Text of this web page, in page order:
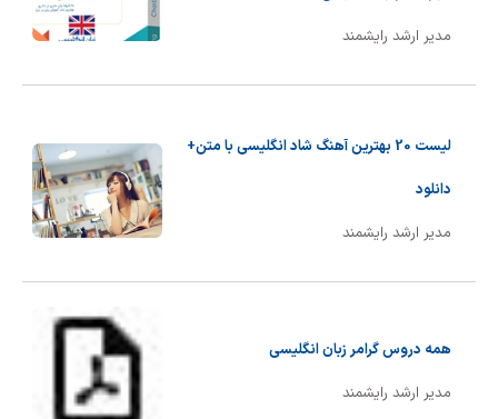
مدیر ارشد رایشمند
لیست 20 بهترین آهنگ شاد انگلیسی با متن+
دانلود
مدیر ارشد رایشمند
همه دروس گرامر زبان انگلیسی
مدیر ارشد رایشمند